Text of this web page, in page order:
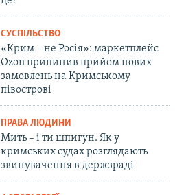
СУСПІЛЬСТВО
«Крим – не Росія»: маркетплейс
Ozon припинив прийом нових
замовлень на Кримському
півострові
ПРАВА ЛЮДИНИ
Мить – і ти шпигун. Як у
кримських судах розглядають
звинувачення в держзраді